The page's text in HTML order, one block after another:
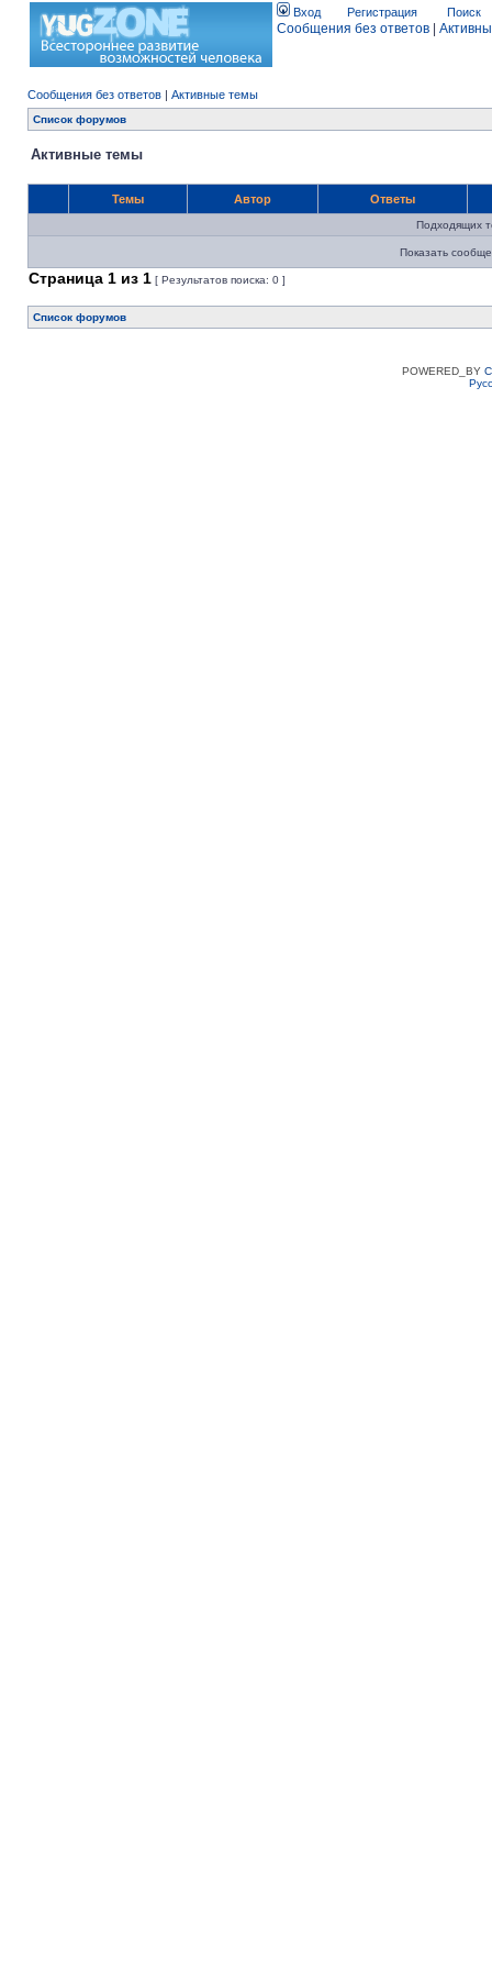
Вход Регистрация Поиск
Сообщения без ответов
Сообщения без ответов | Активные темы
Список форумов
Активные темы
Темы Автор Ответы
Подходящих
Показать
Страница 1 из 1 [ Результатов поиска: 0 ]
Список форумов
POWERED_BY